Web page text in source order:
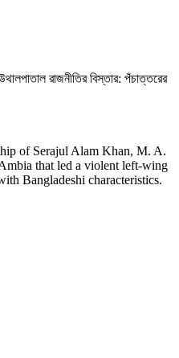
রাজনীতির বিস্তার: পঁচাত্তরের
of Serajul Alam Khan, M. A.
that led a violent left-wing
Bangladeshi characteristics.